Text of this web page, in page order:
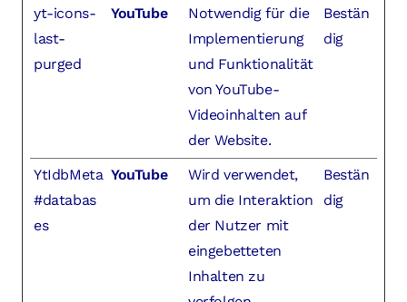
yt-icons-
last-
purged
YouTube
Notwendig für die
Implementierung
und Funktionalität
von YouTube-
Videoinhalten auf
der Website.
Bestän
dig
YtIdbMeta
#databas
es
YouTube
Wird verwendet,
um die Interaktion
der Nutzer mit
eingebetteten
Inhalten zu
Bestän
dig